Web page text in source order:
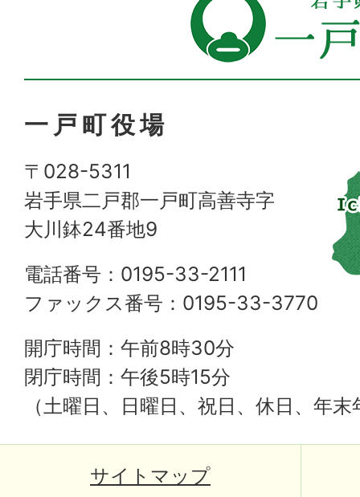
一戸町役場
〒028-5311
岩手県二戸郡一戸町高善寺字
大川鉢24番地9
電話番号：0195-33-2111
ファックス番号：0195-33-3770
開庁時間：午前8時30分
閉庁時間：午後5時15分
（土曜日、日曜日、祝日、休日、年
サイトマップ